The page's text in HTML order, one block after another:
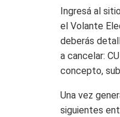
Ingresá al
el Volante
deberás
a cancelar:
concepto,
Una vez
siguientes